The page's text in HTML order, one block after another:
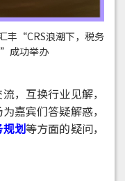
丰“CRS浪潮下，税务
成功举办
，互换行业见解，
嘉宾们答疑解惑，
规划等方面的疑问，